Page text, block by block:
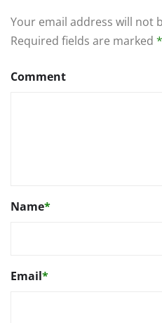
Your email address will not
Required fields are marked *
Comment
Name*
Email*